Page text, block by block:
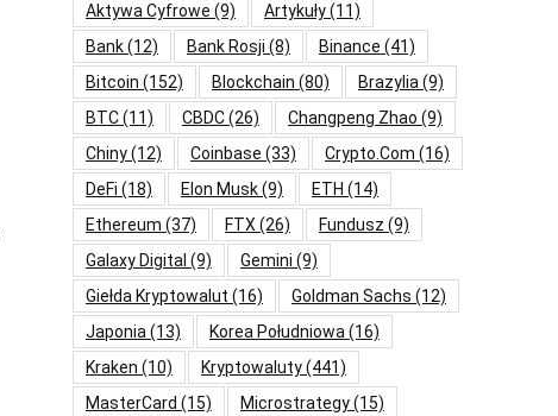
Aktywa Cyfrowe (9) Artykuły(11)
Bank(12) Bank Rosji (8) Binance (41)
Bitcoin (152) Blockchain (80) Brazylia (9)
BTC(11) CBDC(26) Changpeng Zhao (9)
Chiny(12) Coinbase (33) Crypto.com (16)
DeFi (18) Elon Musk(9) ETH (14)
Ethereum (37) FTX (26) Fundusz (9)
Galaxy Digital (9) Gemini (9)
Giełda Kryptowalut (16) Goldman Sachs (12)
Japonia (13) Korea Południowa (16)
Kraken (10) Kryptowaluty(441)
MasterCard (15) Microstrategy(15)